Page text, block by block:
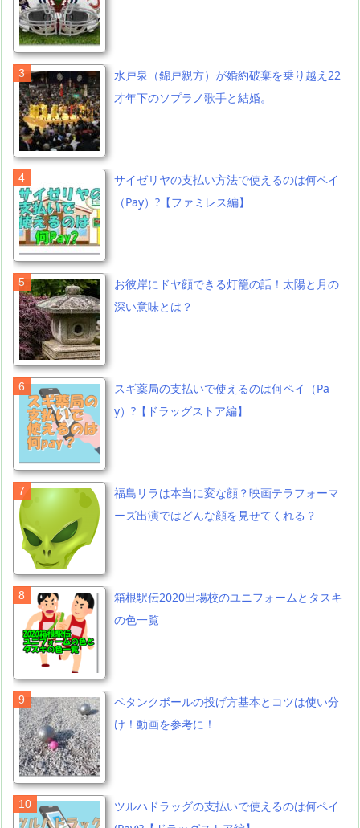
水戸泉（錦戸親方）が婚約破棄を乗り越え22
才年下のソプラノ歌手と結婚。
サイゼリヤの支払い方法で使えるのは何ペイ
（Pay）?【ファミレス編】
お彼岸にドヤ顔できる灯籠の話！太陽と月の
深い意味とは？
スギ薬局の支払いで使えるのは何ペイ（Pa
y）?【ドラッグストア編】
福島リラは本当に変な顔？映画テラフォーマ
ーズ出演ではどんな顔を見せてくれる？
箱根駅伝2020出場校のユニフォームとタスキ
の色一覧
ペタンクボールの投げ方基本とコツは使い分
け！動画を参考に！
ツルハドラッグの支払いで使えるのは何ペイ